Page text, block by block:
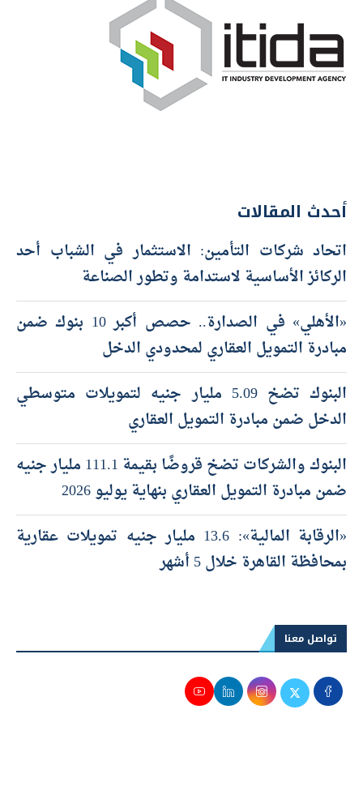
أحدث المقالات
اتحاد شركات التأمين: الاستثمار في الشباب أحد
الركائز الأساسية لاستدامة وتطور الصناعة
«الأهلي» في الصدارة.. حصص أكبر 10 بنوك ضمن
مبادرة التمويل العقاري لمحدودي الدخل
البنوك تضخ 5.09 مليار جنيه لتمويلات متوسطي
الدخل ضمن مبادرة التمويل العقاري
البنوك والشركات تضخ قروضًا بقيمة 111.1 مليار جنيه
ضمن مبادرة التمويل العقاري بنهاية يوليو 2026
«الرقابة المالية»: 13.6 مليار جنيه تمويلات عقارية
بمحافظة القاهرة خلال 5 أشهر
تواصل معنا